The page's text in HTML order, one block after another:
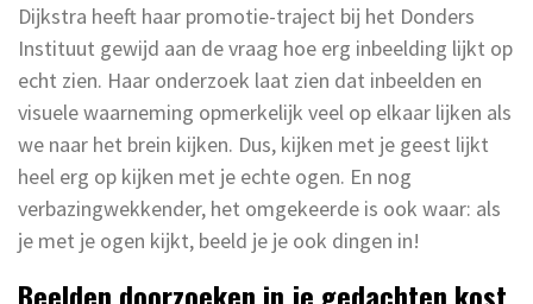
Dijkstra heeft haar promotie-traject bij het Donders
Instituut gewijd aan de vraag hoe erg inbeelding lijkt op
echt zien. Haar onderzoek laat zien dat inbeelden en
visuele waarneming opmerkelijk veel op elkaar lijken als
we naar het brein kijken. Dus, kijken met je geest lijkt
heel erg op kijken met je echte ogen. En nog
verbazingwekkender, het omgekeerde is ook waar: als
je met je ogen kijkt, beeld je je ook dingen in!